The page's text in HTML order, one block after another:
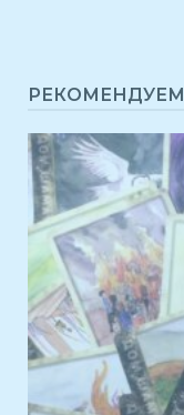
РЕКОМЕНДУЕМ